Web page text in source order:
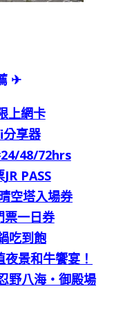
✈
上網卡
享器
48/72hrs
PASS
空塔入場券
票一日券
吃到飽
景和牛饗宴！
野八海・御殿場